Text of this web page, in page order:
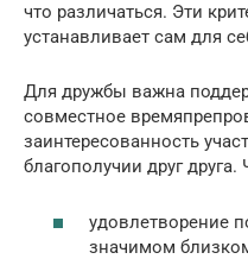
что различаться. Эти
устанавливает сам для
Для дружбы важна
совместное
заинтересованность
благополучии друг друга.
удовлетворение
значимом